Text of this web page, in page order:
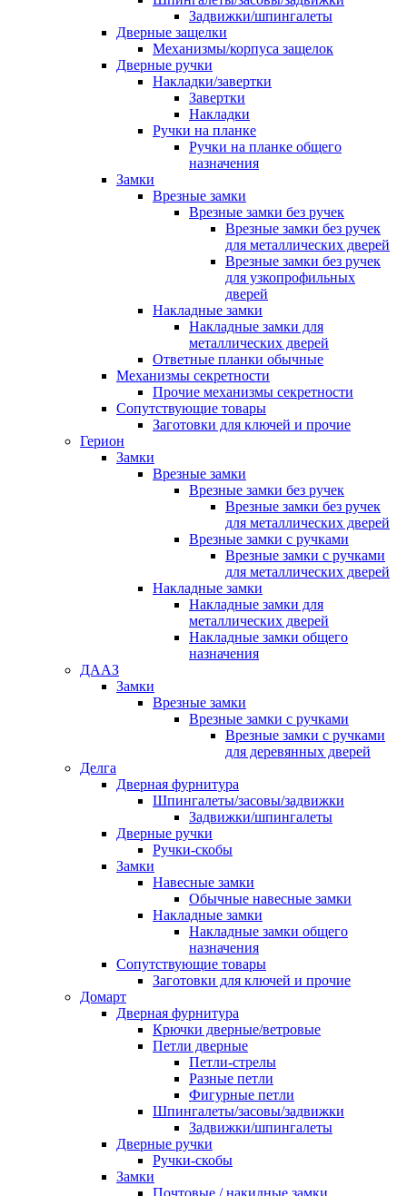
Задвижки/шпингалеты
Дверные защелки
Механизмы/корпуса защелок
Дверные ручки
Накладки/завертки
Завертки
Накладки
Ручки на планке
Ручки на планке общего
назначения
Замки
Врезные замки
Врезные замки без ручек
Врезные замки без ручек
для металлических дверей
Врезные замки без ручек
для узкопрофильных
дверей
Накладные замки
Накладные замки для
металлических дверей
Ответные планки обычные
Механизмы секретности
Прочие механизмы секретности
Сопутствующие товары
Заготовки для ключей и прочие
Герион
Замки
Врезные замки
Врезные замки без ручек
Врезные замки без ручек
для металлических дверей
Врезные замки с ручками
Врезные замки с ручками
для металлических дверей
Накладные замки
Накладные замки для
металлических дверей
Накладные замки общего
назначения
ДААЗ
Замки
Врезные замки
Врезные замки с ручками
Врезные замки с ручками
для деревянных дверей
Делга
Дверная фурнитура
Шпингалеты/засовы/задвижки
Задвижки/шпингалеты
Дверные ручки
Ручки-скобы
Замки
Навесные замки
Обычные навесные замки
Накладные замки
Накладные замки общего
назначения
Сопутствующие товары
Заготовки для ключей и прочие
Домарт
Дверная фурнитура
Крючки дверные/ветровые
Петли дверные
Петли-стрелы
Разные петли
Фигурные петли
Шпингалеты/засовы/задвижки
Задвижки/шпингалеты
Дверные ручки
Ручки-скобы
Замки